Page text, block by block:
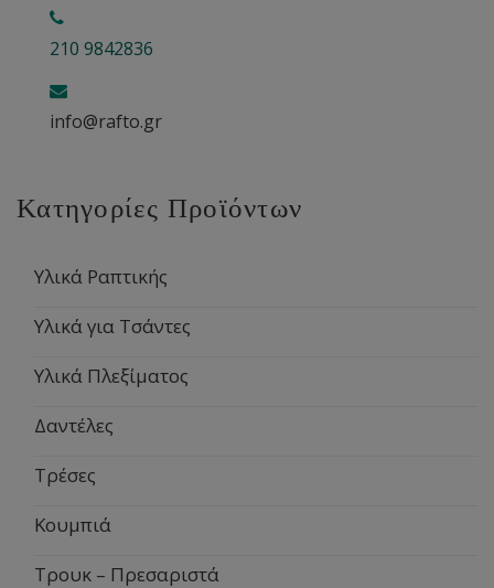
210 9842836
info@rafto.gr
Κατηγορίες Προϊόντων
Υλικά Ραπτικής
Υλικά για Τσάντες
Υλικά Πλεξίματος
Δαντέλες
Τρέσες
Κουμπιά
Τρουκ – Πρεσαριστά